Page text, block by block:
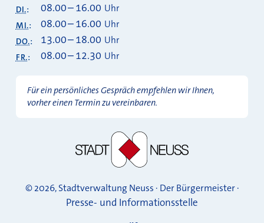
DI.: 08.00–16.00 Uhr
MI.: 08.00–16.00 Uhr
DO.: 13.00–18.00 Uhr
FR.: 08.00–12.30 Uhr
Für ein persönliches Gespräch empfehlen wir Ihnen,
vorher einen Termin zu vereinbaren.
© 2026, Stadtverwaltung Neuss · Der Bürgermeister ·
Presse- und Informationsstelle